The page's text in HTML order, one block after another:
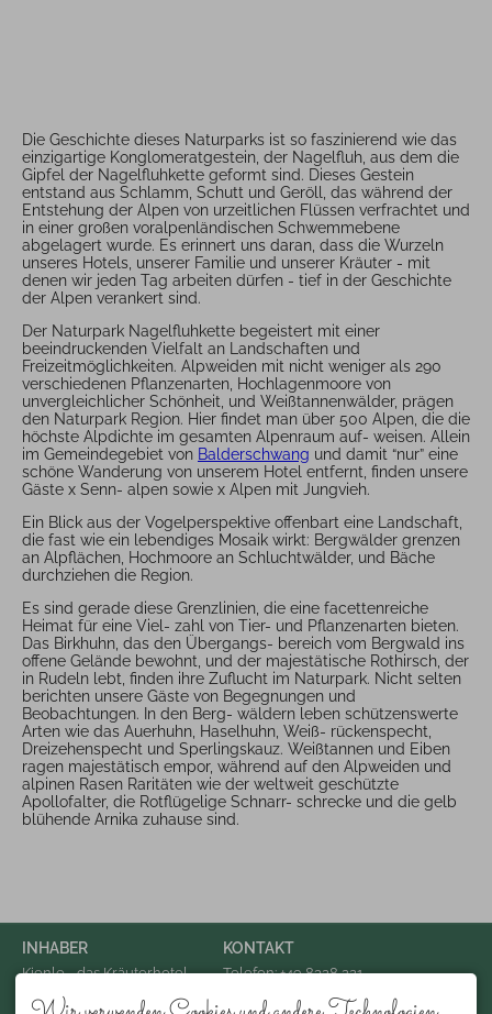
Die Geschichte dieses Naturparks ist so faszinierend wie das
einzigartige Konglomeratgestein, der Nagelfluh, aus dem die
Gipfel der Nagelfluhkette geformt sind. Dieses Gestein
entstand aus Schlamm, Schutt und Geröll, das während der
Entstehung der Alpen von urzeitlichen Flüssen verfrachtet und
in einer großen voralpenländischen Schwemmebene
abgelagert wurde. Es erinnert uns daran, dass die Wurzeln
unseres Hotels, unserer Familie und unserer Kräuter - mit
denen wir jeden Tag arbeiten dürfen - tief in der Geschichte
der Alpen verankert sind.
Der Naturpark Nagelfluhkette begeistert mit einer
beeindruckenden Vielfalt an Landschaften und
Freizeitmöglichkeiten. Alpweiden mit nicht weniger als 290
verschiedenen Pflanzenarten, Hochlagenmoore von
unvergleichlicher Schönheit, und Weißtannenwälder, prägen
den Naturpark Region. Hier findet man über 500 Alpen, die die
höchste Alpdichte im gesamten Alpenraum auf- weisen. Allein
im Gemeindegebiet von Balderschwang und damit “nur” eine
schöne Wanderung von unserem Hotel entfernt, finden unsere
Gäste x Senn- alpen sowie x Alpen mit Jungvieh.
Ein Blick aus der Vogelperspektive offenbart eine Landschaft,
die fast wie ein lebendiges Mosaik wirkt: Bergwälder grenzen
an Alpflächen, Hochmoore an Schluchtwälder, und Bäche
durchziehen die Region.
Es sind gerade diese Grenzlinien, die eine facettenreiche
Heimat für eine Viel- zahl von Tier- und Pflanzenarten bieten.
Das Birkhuhn, das den Übergangs- bereich vom Bergwald ins
offene Gelände bewohnt, und der majestätische Rothirsch, der
in Rudeln lebt, finden ihre Zuflucht im Naturpark. Nicht selten
berichten unsere Gäste von Begegnungen und
Beobachtungen. In den Berg- wäldern leben schützenswerte
Arten wie das Auerhuhn, Haselhuhn, Weiß- rückenspecht,
Dreizehenspecht und Sperlingskauz. Weißtannen und Eiben
ragen majestätisch empor, während auf den Alpweiden und
alpinen Rasen Raritäten wie der weltweit geschützte
Apollofalter, die Rotflügelige Schnarr- schrecke und die gelb
blühende Arnika zuhause sind.
INHABER
Kienle - das Kräuterhotel
Dorfplatz 3
KONTAKT
Telefon: +49 8328 221
Email: info@hotel-kienle.de